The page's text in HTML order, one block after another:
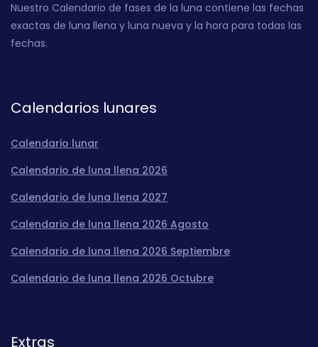
Nuestro Calendario de fases de la luna contiene las fechas
exactas de luna llena y luna nueva y la hora para todas las
fechas.
Calendarios lunares
Calendario lunar
Calendario de luna llena 2026
Calendario de luna llena 2027
Calendario de luna llena 2026 Agosto
Calendario de luna llena 2026 Septiembre
Calendario de luna llena 2026 Octubre
Extras